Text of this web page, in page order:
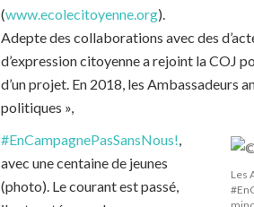
(www.ecolecitoyenne.org).
Adepte des collaborations avec des
d’expression citoyenne a rejoint la COJ
d’un projet. En 2018, les
politiques »,
Les
#EnCampagnePasSansNous!
avec une centaine de jeunes
(photo). Le courant est passé,